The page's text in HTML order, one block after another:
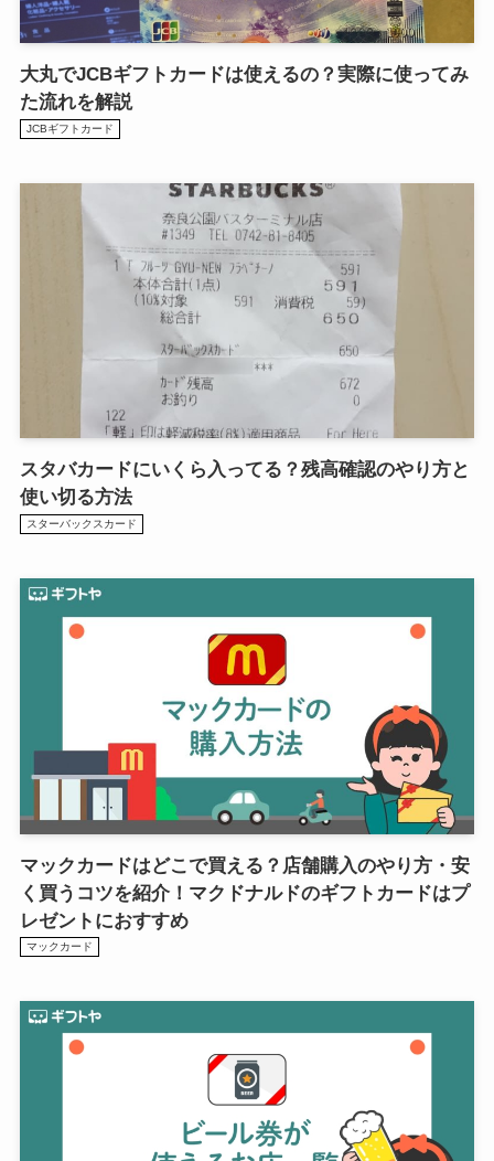
大丸でJCBギフトカードは使えるの？実際に使ってみ
た流れを解説
JCBギフトカード
スタバカードにいくら入ってる？残高確認のやり方と
使い切る方法
スターバックスカード
マックカードはどこで買える？店舗購入のやり方・安
く買うコツを紹介！マクドナルドのギフトカードはプ
レゼントにおすすめ
マックカード